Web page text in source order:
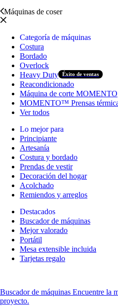
Máquinas de coser
Categoría de máquinas
Costura
Bordado
Overlock
Heavy Duty
Éxito de ventas
Reacondicionado
Máquina de corte MOMENTO
MOMENTO™ Prensas
Ver todos
Lo mejor para
Principiante
Artesanía
Costura y bordado
Prendas de vestir
Decoración del hogar
Acolchado
Remiendos y arreglos
Destacados
Buscador de máquinas
Mejor valorado
Portátil
Mesa extensible incluida
Tarjetas regalo
Buscador de máquinas Encuentre la
proyecto.